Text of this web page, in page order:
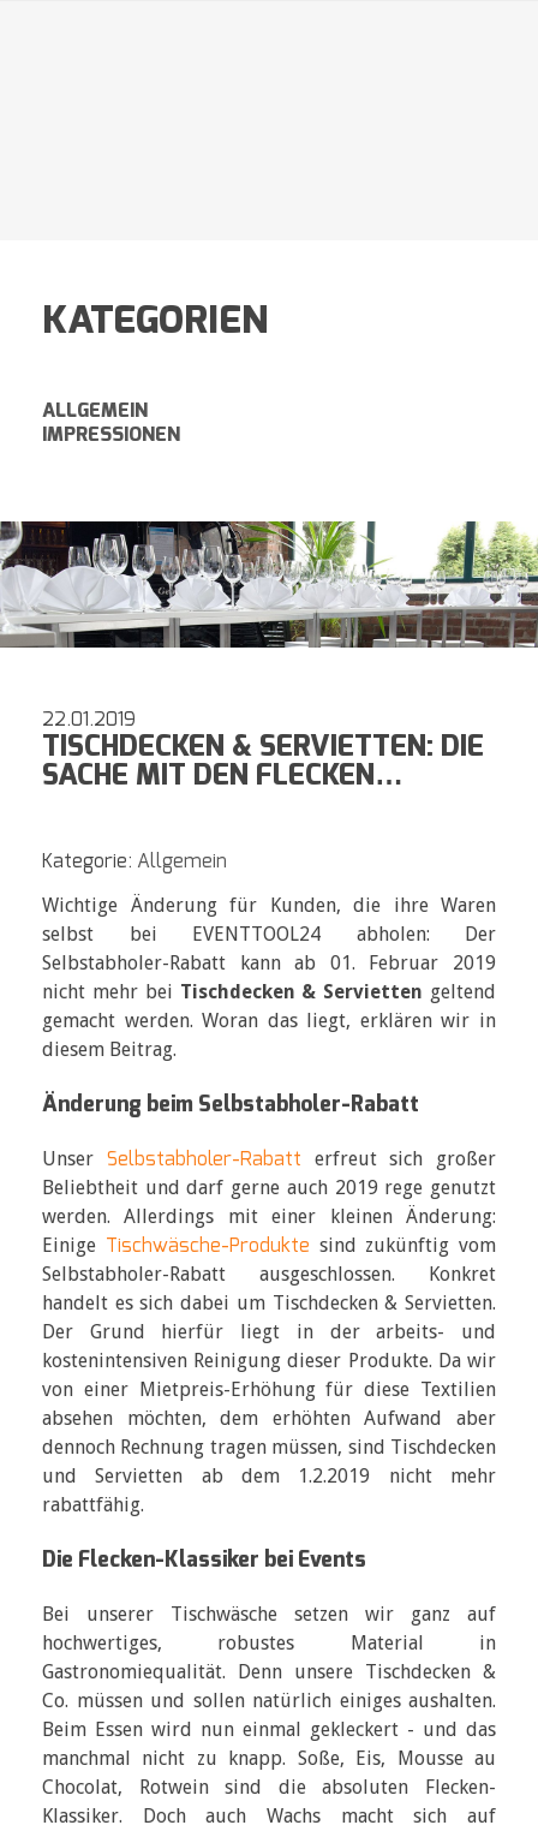
KATEGORIEN
ALLGEMEIN
IMPRESSIONEN
22.01.2019
TISCHDECKEN & SERVIETTEN: DIE
SACHE MIT DEN FLECKEN…
Kategorie: Allgemein
Wichtige Änderung für Kunden, die ihre Waren
selbst bei EVENTTOOL24 abholen: Der
Selbstabholer-Rabatt kann ab 01. Februar 2019
nicht mehr bei Tischdecken & Servietten geltend
gemacht werden. Woran das liegt, erklären wir in
diesem Beitrag.
Änderung beim Selbstabholer-Rabatt
Unser Selbstabholer-Rabatt erfreut sich großer
Beliebtheit und darf gerne auch 2019 rege genutzt
werden. Allerdings mit einer kleinen Änderung:
Einige Tischwäsche-Produkte sind zukünftig vom
Selbstabholer-Rabatt ausgeschlossen. Konkret
handelt es sich dabei um Tischdecken & Servietten.
Der Grund hierfür liegt in der arbeits- und
kostenintensiven Reinigung dieser Produkte. Da wir
von einer Mietpreis-Erhöhung für diese Textilien
absehen möchten, dem erhöhten Aufwand aber
dennoch Rechnung tragen müssen, sind Tischdecken
und Servietten ab dem 1.2.2019 nicht mehr
rabattfähig.
Die Flecken-Klassiker bei Events
Bei unserer Tischwäsche setzen wir ganz auf
hochwertiges, robustes Material in
Gastronomiequalität. Denn unsere Tischdecken &
Co. müssen und sollen natürlich einiges aushalten.
Beim Essen wird nun einmal gekleckert - und das
manchmal nicht zu knapp. Soße, Eis, Mousse au
Chocolat, Rotwein sind die absoluten Flecken-
Klassiker. Doch auch Wachs macht sich auf